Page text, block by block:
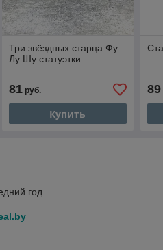
Три звёздных старца Фу
Лу Шу статуэтки
81руб.
Купить
89
год